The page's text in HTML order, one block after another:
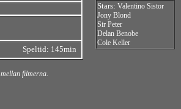
Speltid: 145min
Stars: Valentino Sistor
Jony Blond
Sir Peter
Delan Benobe
Cole Keller
filmerna.